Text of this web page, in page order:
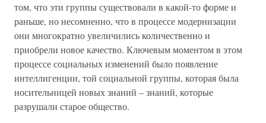
том, что эти группы существовали в какой-то форме и
раньше, но несомненно, что в процессе модернизации
они многократно увеличились количественно и
приобрели новое качество. Ключевым моментом в этом
процессе социальных изменений было появление
интеллигенции, той социальной группы, которая была
носительницей новых знаний – знаний, которые
разрушали старое общество.